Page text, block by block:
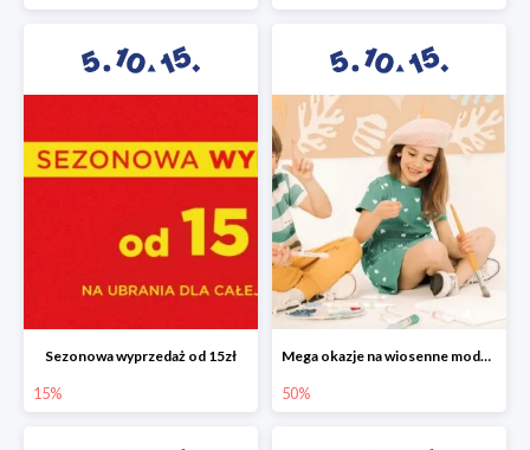
Sezonowa wyprzedaż od 15zł
15%
Mega okazje na wiosenne modele w 5.10.15 do -50%
50%